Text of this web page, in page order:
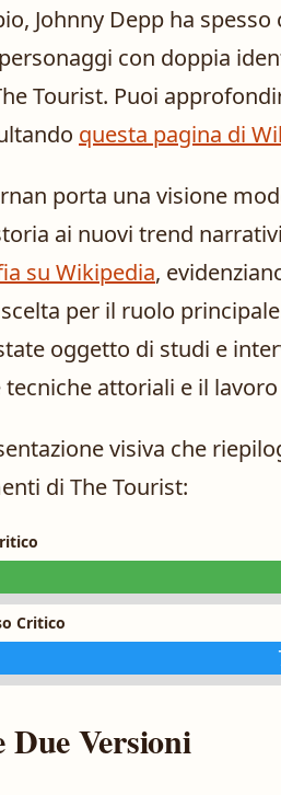
Johnny Depp ha
con doppia
Tourist. Puoi
questa pagina di
porta una visione
ai nuovi trend
su Wikipedia,
per il ruolo
oggetto di studi e
attoriali e il
visiva che
di The Tourist:
Critico
Versioni